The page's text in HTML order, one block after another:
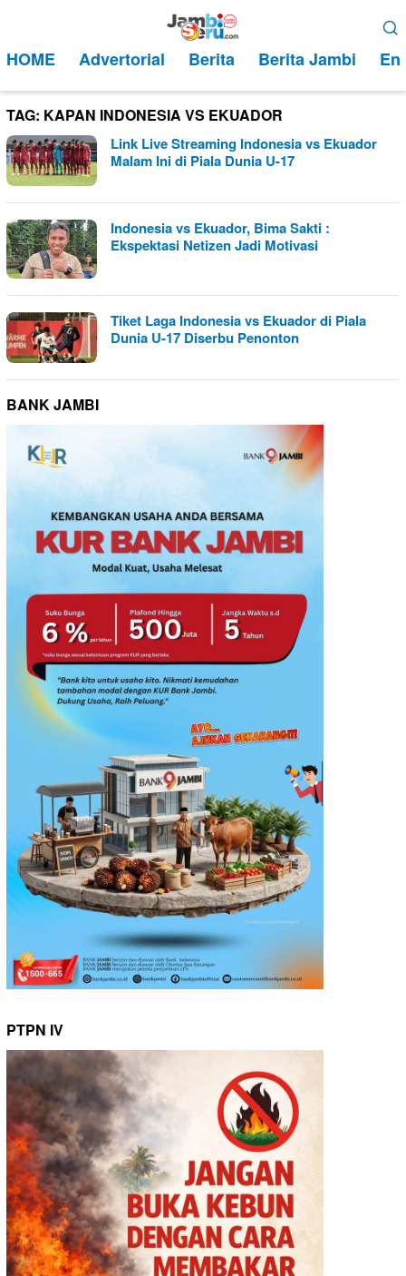
kontenMobile
HOME Advertorial Berita Berita Jambi
TAG: KAPAN INDONESIA VS EKUADOR
Link Live Streaming Indonesia vs Ekuador
Malam Ini di Piala Dunia U-17
Indonesia vs Ekuador, Bima Sakti :
Ekspektasi Netizen Jadi Motivasi
Tiket Laga Indonesia vs Ekuador di Piala
Dunia U-17 Diserbu Penonton
BANK JAMBI
PTPN IV